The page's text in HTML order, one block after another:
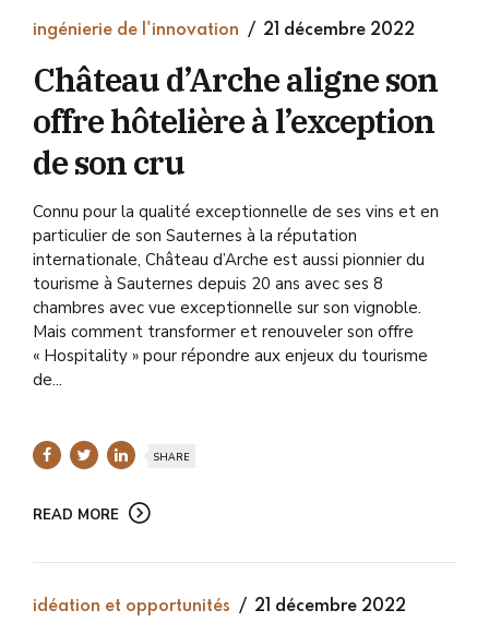
ingénierie de l'innovation 21 décembre 2022
Château d’Arche aligne son
offre hôtelière à l’exception
de son cru
Connu pour la qualité exceptionnelle de ses vins et en
particulier de son Sauternes à la réputation
internationale, Château d’Arche est aussi pionnier du
tourisme à Sauternes depuis 20 ans avec ses 8
chambres avec vue exceptionnelle sur son vignoble.
Mais comment transformer et renouveler son offre
« Hospitality » pour répondre aux enjeux du tourisme
de...
SHARE
READ MORE
idéation et opportunités 21 décembre 2022